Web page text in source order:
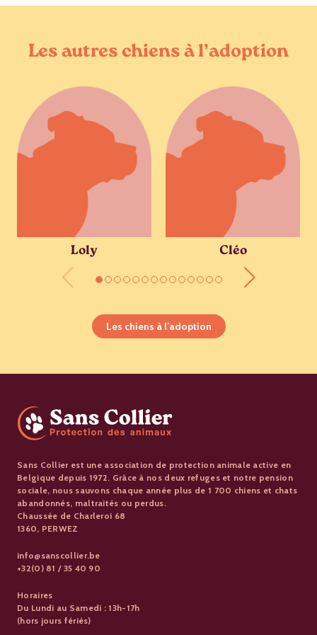
Les autres chiens à l’adoption
Loly Cléo
Les chiens à l’adoption
Sans Collier est une association de protection animale active en
Belgique depuis 1972. Grâce à nos deux refuges et notre pension
sociale, nous sauvons chaque année plus de 1 700 chiens et chats
abandonnés, maltraités ou perdus.
Chaussée de Charleroi 68
1360, PERWEZ
info@sanscollier.be
+32(0) 81 / 35 40 90
Horaires
Du Lundi au Samedi : 13h-17h
(hors jours fériés)